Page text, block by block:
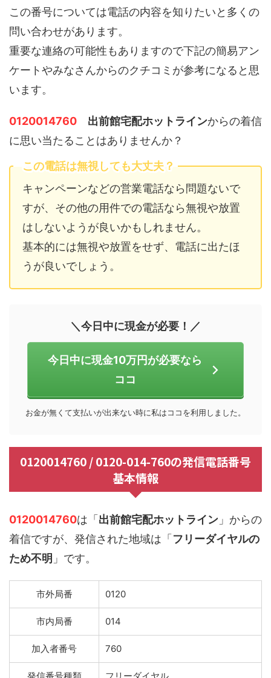
この番号については電話の内容を知りたいと多くの
問い合わせがあります。
重要な連絡の可能性もありますので下記の簡易アン
ケートやみなさんからのクチコミが参考になると思
います。
0120014760 出前館宅配ホットラインからの着信
に思い当たることはありませんか？
この電話は無視しても大丈夫？
キャンペーンなどの営業電話なら問題ないで
すが、その他の用件での電話なら無視や放置
はしないようが良いかもしれません。
基本的には無視や放置をせず、電話に出たほ
うが良いでしょう。
＼今日中に現金が必要！／
今日中に現金10万円が必要なら
ココ
お金が無くて支払いが出来ない時に私はココを利用しました。
0120014760 / 0120-014-760の発信電話番号
基本情報
0120014760は「 出前館宅配ホットライン 」からの
着信ですが、発信された地域は「 フリーダイヤルの
ため不明 」です。
市外局番 0120
市内局番 014
加入者番号 760